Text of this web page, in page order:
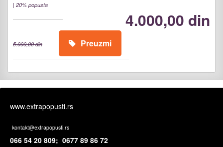
| 20% popusta
4.000,00 din
5.000,00 din Preuzmi
www.extrapopusti.rs
kontakt@extrapopusti.rs
066 54 20 809; 0677 89 86 72